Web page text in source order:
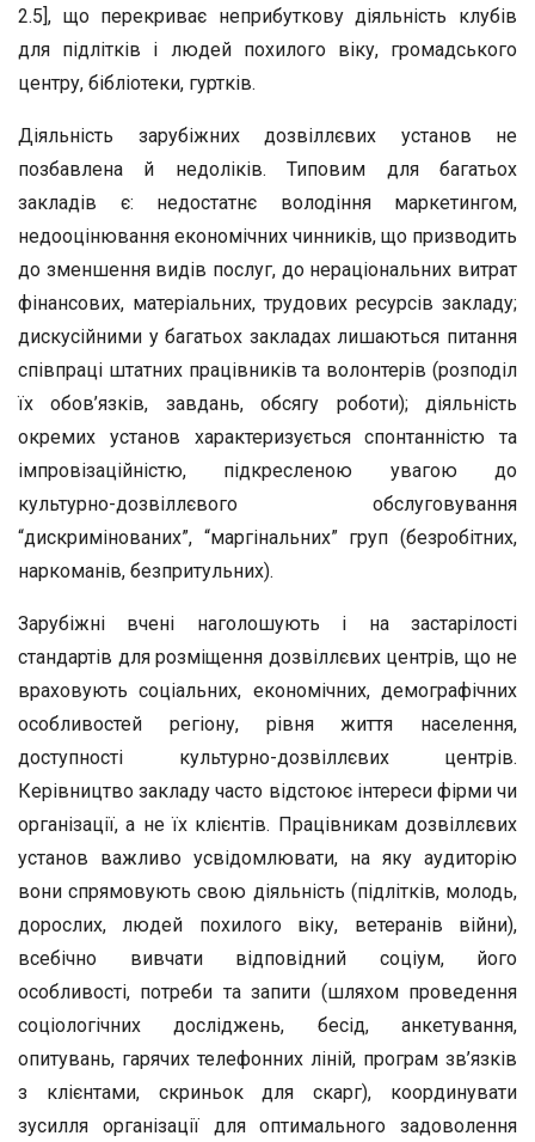
2.5], що перекриває неприбуткову діяльність клубів
для підлітків і людей похилого віку, громадського
центру, бібліотеки, гуртків.
Діяльність зарубіжних дозвіллєвих установ не
позбавлена й недоліків. Типовим для багатьох
закладів є: недостатнє володіння маркетингом,
недооцінювання економічних чинників, що призводить
до зменшення видів послуг, до нераціональних витрат
фінансових, матеріальних, трудових ресурсів закладу;
дискусійними у багатьох закладах лишаються питання
співпраці штатних працівників та волонтерів (розподіл
їх обов’язків, завдань, обсягу роботи); діяльність
окремих установ характеризується спонтанністю та
імпровізаційністю, підкресленою увагою до
культурно-дозвіллєвого обслуговування
“дискримінованих”, “маргінальних” груп (безробітних,
наркоманів, безпритульних).
Зарубіжні вчені наголошують і на застарілості
стандартів для розміщення дозвіллєвих центрів, що не
враховують соціальних, економічних, демографічних
особливостей регіону, рівня життя населення,
доступності культурно-дозвіллєвих центрів.
Керівництво закладу часто відстоює інтереси фірми чи
організації, а не їх клієнтів. Працівникам дозвіллєвих
установ важливо усвідомлювати, на яку аудиторію
вони спрямовують свою діяльність (підлітків, молодь,
дорослих, людей похилого віку, ветеранів війни),
всебічно вивчати відповідний соціум, його
особливості, потреби та запити (шляхом проведення
соціологічних досліджень, бесід, анкетування,
опитувань, гарячих телефонних ліній, програм зв’язків
з клієнтами, скриньок для скарг), координувати
зусилля організації для оптимального задоволення